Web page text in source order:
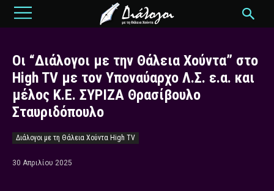
Οι “Διάλογοι με την Θάλεια Χούντα” στο
High TV με τον Υποναύαρχο Λ.Σ. ε.α. και
μέλος Κ.Ε. ΣΥΡΙΖΑ Θρασίβουλο
Σταυριδόπουλο
Διάλογοι με τη Θάλεια Χούντα High TV
30 Απριλίου 2025